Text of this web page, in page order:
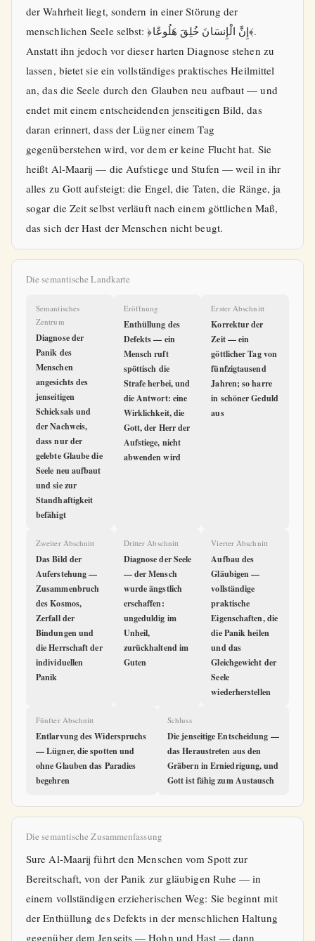
der Wahrheit liegt, sondern in einer Störung der
menschlichen Seele selbst: ﴿إِنَّ الْإِنسَانَ خُلِقَ هَلُوعًا﴾.
Anstatt ihn jedoch vor dieser harten Diagnose stehen zu
lassen, bietet sie ein vollständiges praktisches Heilmittel
an, das die Seele durch den Glauben neu aufbaut — und
endet mit einem entscheidenden jenseitigen Bild, das
daran erinnert, dass der Lügner einem Tag
gegenüberstehen wird, vor dem er keine Flucht hat. Sie
heißt Al-Maarij — die Aufstiege und Stufen — weil in ihr
alles zu Gott aufsteigt: die Engel, die Taten, die Ränge, ja
sogar die Zeit selbst verläuft nach einem göttlichen Maß,
das sich der Hast der Menschen nicht beugt.
Die semantische Landkarte
Semantisches
Zentrum
Diagnose der
Panik des
Menschen
angesichts des
jenseitigen
Schicksals und
der Nachweis,
dass nur der
gelebte Glaube die
Seele neu aufbaut
und sie zur
Standhaftigkeit
befähigt
Eröffnung
Enthüllung des
Defekts — ein
Mensch ruft
spöttisch die
Strafe herbei, und
die Antwort: eine
Wirklichkeit, die
Gott, der Herr der
Aufstiege, nicht
abwenden wird
Erster Abschnitt
Korrektur der
Zeit — ein
göttlicher Tag von
fünfzigtausend
Jahren; so harre
in schöner Geduld
aus
Zweiter Abschnitt
Das Bild der
Auferstehung —
Zusammenbruch
des Kosmos,
Zerfall der
Bindungen und
die Herrschaft der
individuellen
Panik
Dritter Abschnitt
Diagnose der Seele
— der Mensch
wurde ängstlich
erschaffen:
ungeduldig im
Unheil,
zurückhaltend im
Guten
Vierter Abschnitt
Aufbau des
Gläubigen —
vollständige
praktische
Eigenschaften, die
die Panik heilen
und das
Gleichgewicht der
Seele
wiederherstellen
Fünfter Abschnitt
Entlarvung des Widerspruchs
— Lügner, die spotten und
ohne Glauben das Paradies
begehren
Schluss
Die jenseitige Entscheidung —
das Heraustreten aus den
Gräbern in Erniedrigung, und
Gott ist fähig zum Austausch
Die semantische Zusammenfassung
Sure Al-Maarij führt den Menschen vom Spott zur
Bereitschaft, von der Panik zur gläubigen Ruhe — in
einem vollständigen erzieherischen Weg: Sie beginnt mit
der Enthüllung des Defekts in der menschlichen Haltung
gegenüber dem Jenseits — Hohn und Hast — dann